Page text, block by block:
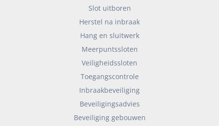
Slot uitboren
Herstel na inbraak
Hang en sluitwerk
Meerpuntssloten
Veiligheidssloten
Toegangscontrole
Inbraakbeveiliging
Beveiligingsadvies
Beveiliging gebouwen